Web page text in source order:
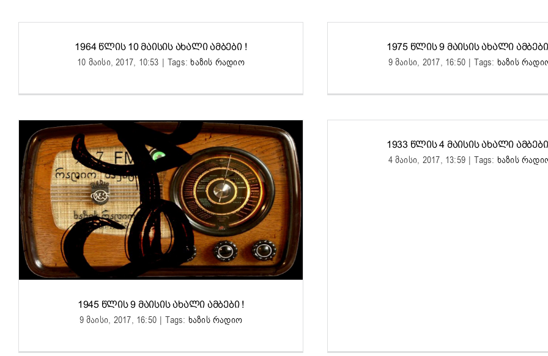
1964 ᲬᲚᲘᲡ 10 ᲛᲐᲘᲡᲘᲡ ᲐᲮᲐᲚᲘ ᲐᲛᲑᲔᲑᲘ !
10 მაისი, 2017, 10:53 | Tags:ხაზის რადიო
1975 ᲬᲚᲘᲡ 9 ᲛᲐᲘᲡᲘᲡ ᲐᲮᲐᲚᲘ
9 მაისი, 2017, 16:50 | Tags: ხაზის
1945 ᲬᲚᲘᲡ 9 ᲛᲐᲘᲡᲘᲡ ᲐᲮᲐᲚᲘ ᲐᲛᲑᲔᲑᲘ !
9 მაისი, 2017, 16:50 | Tags: ხაზის რადიო
1933 ᲬᲚᲘᲡ 4 ᲛᲐᲘᲡᲘᲡ ᲐᲮᲐᲚᲘ
4 მაისი, 2017, 13:59 | Tags: ხაზის